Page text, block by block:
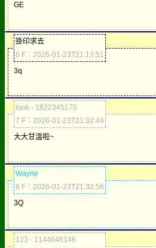
GE
掛印求去
6 F：2026-01-23T21:13:51
3q
look - 1822345170
7 F：2026-01-23T21:32:49
大大甘溫啦~
Wayne
8 F：2026-01-23T21:32:56
3Q
123 - 1144646146